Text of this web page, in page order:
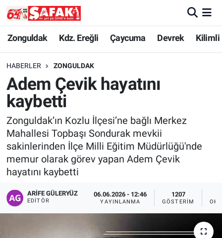
Zonguldak Kdz. Ereğli Çaycuma Devrek Kilimli
HABERLER ZONGULDAK
Adem Çevik hayatını
kaybetti
Zonguldak’ın Kozlu İlçesi’ne bağlı Merkez
Mahallesi Topbaşı Sondurak mevkii
sakinlerinden İlçe Milli Eğitim Müdürlüğü'nde
memur olarak görev yapan Adem Çevik
hayatını kaybetti
ARIFE GÜLERYÜZ
EDITÖR
06.06.2026 - 12:46
YAYINLANMA
1207
GÖSTERIM
Zonguldak
Kdz. Ereğli
Çaycuma
Devrek
Kilimli
Asayiş
Spor
Resmi İlan
Zonguldak Nöbetçi Eczaneler
Zonguldak Hava Durumu
Zonguldak Namaz Vakitleri
Zonguldak Trafik Yoğunluk Haritası
Süper Lig Puan Durumu ve Fikstür
Tüm Manşetler
Son Dakika Haberleri
Haber Arşivi